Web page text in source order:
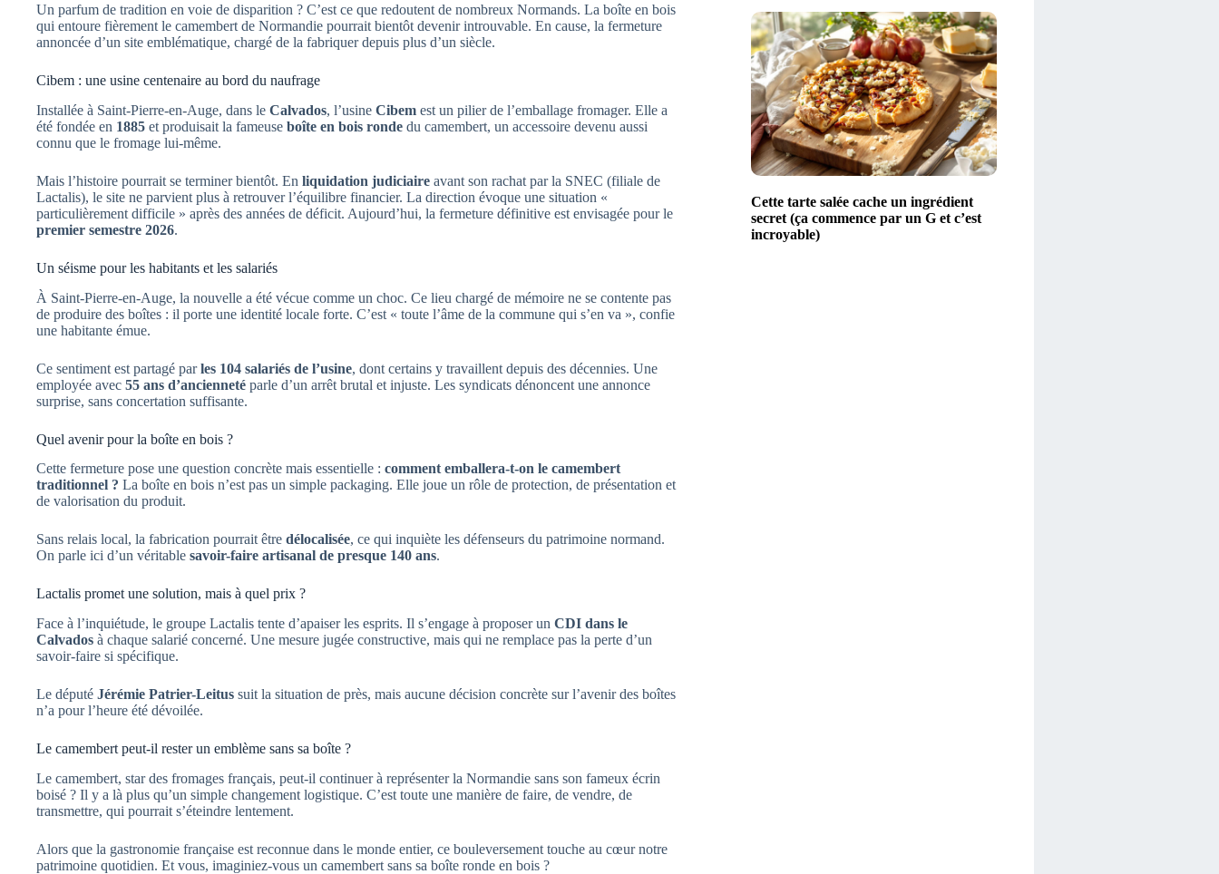
Un parfum de tradition en voie de disparition ? C’est ce que redoutent de nombreux Normands. La boîte en bois
qui entoure fièrement le camembert de Normandie pourrait bientôt devenir introuvable. En cause, la fermeture
annoncée d’un site emblématique, chargé de la fabriquer depuis plus d’un siècle.
Cibem : une usine centenaire au bord du naufrage
Installée à Saint-Pierre-en-Auge, dans le Calvados, l’usine Cibem est un pilier de l’emballage fromager. Elle a
été fondée en 1885 et produisait la fameuse boîte en bois ronde du camembert, un accessoire devenu aussi
connu que le fromage lui-même.
Mais l’histoire pourrait se terminer bientôt. En liquidation judiciaire avant son rachat par la SNEC (filiale de
Lactalis), le site ne parvient plus à retrouver l’équilibre financier. La direction évoque une situation «
particulièrement difficile » après des années de déficit. Aujourd’hui, la fermeture définitive est envisagée pour le
premier semestre 2026.
Un séisme pour les habitants et les salariés
À Saint-Pierre-en-Auge, la nouvelle a été vécue comme un choc. Ce lieu chargé de mémoire ne se contente pas
de produire des boîtes : il porte une identité locale forte. C’est « toute l’âme de la commune qui s’en va », confie
une habitante émue.
Ce sentiment est partagé parles 104 salariés de l’usine, dont certains y travaillent depuis des décennies. Une
employée avec 55 ans d’ancienneté parle d’un arrêt brutal et injuste. Les syndicats dénoncent une annonce
surprise, sans concertation suffisante.
Quel avenir pour la boîte en bois ?
Cette fermeture pose une question concrète mais essentielle : comment emballera-t-on le camembert
traditionnel ? La boîte en bois n’est pas un simple packaging. Elle joue un rôle de protection, de présentation et
de valorisation du produit.
Sans relais local, la fabrication pourrait être délocalisée, ce qui inquiète les défenseurs du patrimoine normand.
On parle ici d’un véritable savoir-faire artisanal de presque 140 ans.
Lactalis promet une solution, mais à quel prix ?
Face à l’inquiétude, le groupe Lactalis tente d’apaiser les esprits. Il s’engage à proposer un CDI dans le
Calvados à chaque salarié concerné. Une mesure jugée constructive, mais qui ne remplace pas la perte d’un
savoir-faire si spécifique.
Le député Jérémie Patrier-Leitus suit la situation de près, mais aucune décision concrète sur l’avenir des boîtes
n’a pour l’heure été dévoilée.
Le camembert peut-il rester un emblème sans sa boîte ?
Le camembert, star des fromages français, peut-il continuer à représenter la Normandie sans son fameux écrin
boisé ? Il y a là plus qu’un simple changement logistique. C’est toute une manière de faire, de vendre, de
transmettre, qui pourrait s’éteindre lentement.
Alors que la gastronomie française est reconnue dans le monde entier, ce bouleversement touche au cœur notre
patrimoine quotidien. Et vous, imaginiez-vous un camembert sans sa boîte ronde en bois ?
Cette tarte salée cache un ingrédient
secret (ça commence par un G et c’est
incroyable)